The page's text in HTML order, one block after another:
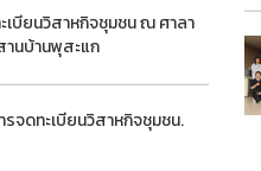
เบียนวิสาหกิจชุมชน ณ ศาลา
านบ้านพุสะแก
จดทะเบียนวิสาหกิจชุมชน.